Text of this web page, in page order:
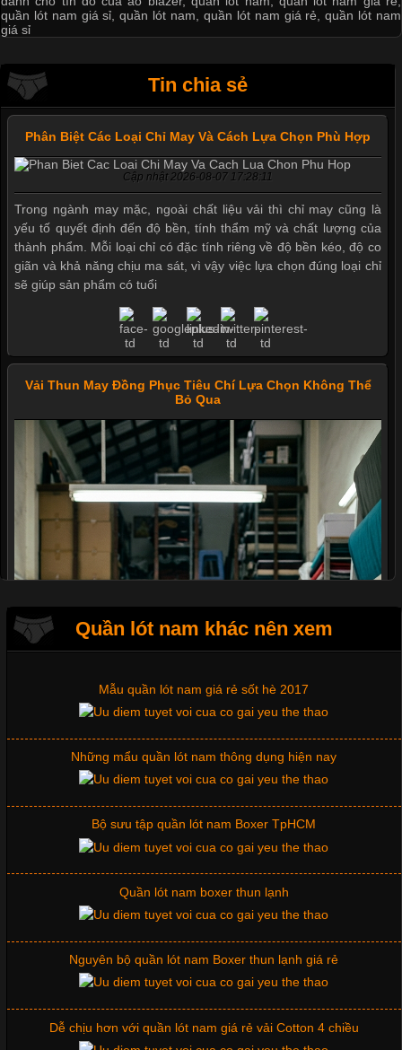
quần lót nam giá sỉ ,quần lót nam quần lót nam giá rẻ ,quần lót nam
giá sỉ
Tin chia sẻ
Phân Biệt Các Loại Chỉ May Và Cách Lựa Chọn Phù Hợp
Cập nhật 2026-08-07 17:28:11
Trong ngành may mặc, ngoài chất liệu vải thì chỉ may cũng là
yếu tố quyết định đến độ bền, tính thẩm mỹ và chất lượng của
thành phẩm. Mỗi loại chỉ có đặc tính riêng về độ bền kéo, độ co
giãn và khả năng chịu ma sát, vì vậy việc lựa chọn đúng loại chỉ
sẽ giúp sản phẩm có tuổi
Vải Thun May Đồng Phục Tiêu Chí Lựa Chọn Không Thể
Bỏ Qua
Cập nhật 2026-07-07 15:54:44
Quần lót nam khác nên xem
Mẫu quần short quần lót nam nữ hè thu 2017
Thị hiều quần lót nam bơi lội nam và nữ 2017
Xu hướng thời trang trẻ và quần lót nam giá sỉ
Giặt và bảo quản quần lót nam đúng cách
Mẫu quần lót nam giá rẻ sốt hè 2017
Những mẩu quần lót nam thông dụng hiện nay
Bộ sưu tập quần lót nam Boxer TpHCM
Quần lót nam boxer thun lạnh
Nguyên bộ quần lót nam Boxer thun lạnh giá rẻ
Dễ chịu hơn với quần lót nam giá rẻ vải Cotton 4 chiều
Mẫu quần short quần lót nam nữ hè thu 2017